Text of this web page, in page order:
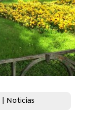
Noticias